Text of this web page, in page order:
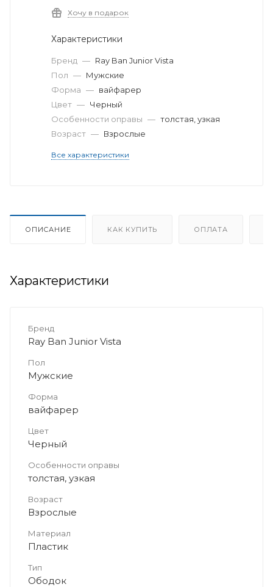
Хочу в подарок
Характеристики
Бренд — Ray Ban Junior Vista
Пол — Мужские
Форма — вайфарер
Цвет — Черный
Особенности оправы — толстая, узкая
Возраст — Взрослые
Все характеристики
ОПИСАНИЕ КАК КУПИТЬ ОПЛАТА
Характеристики
Бренд
Ray Ban Junior Vista
Пол
Мужские
Форма
вайфарер
Цвет
Черный
Особенности оправы
толстая, узкая
Возраст
Взрослые
Материал
Пластик
Тип
Ободок